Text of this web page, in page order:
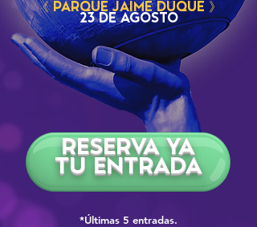
《 PARQUE JAIME DUQUE 》
23 DE AGOSTO
RESERVA YA
TU ENTRADA
*Últimas 5 entradas.